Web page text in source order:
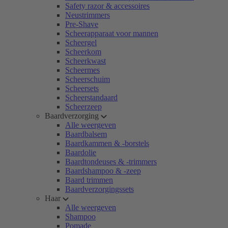
Safety razor & accessoires
Neustrimmers
Pre-Shave
Scheerapparaat voor mannen
Scheergel
Scheerkom
Scheerkwast
Scheermes
Scheerschuim
Scheersets
Scheerstandaard
Scheerzeep
Baardverzorging
Alle weergeven
Baardbalsem
Baardkammen & -borstels
Baardolie
Baardtondeuses & -trimmers
Baardshampoo & -zeep
Baard trimmen
Baardverzorgingssets
Haar
Alle weergeven
Shampoo
Pomade